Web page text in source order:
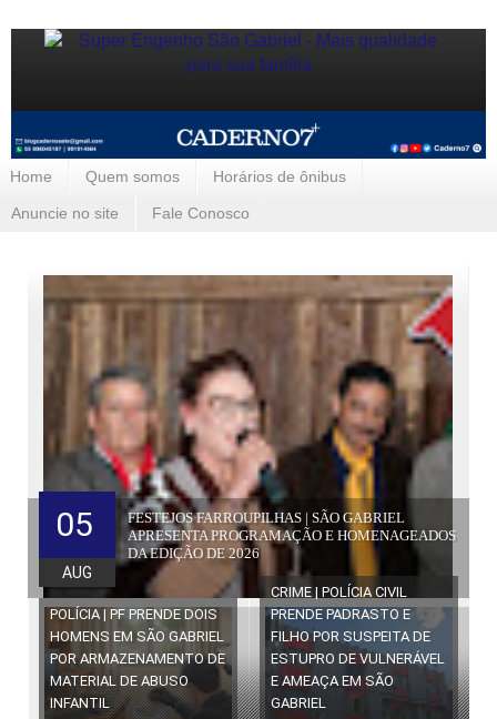
Home Quem somos Horários de ônibus
Anuncie no site Fale Conosco
FESTEJOS FARROUPILHAS | SÃO GABRIEL
APRESENTA PROGRAMAÇÃO E HOMENAGEADOS
DA EDIÇÃO DE 2026
05
AUG
POLÍCIA | PF PRENDE DOIS
HOMENS EM SÃO GABRIEL
POR ARMAZENAMENTO DE
MATERIAL DE ABUSO
INFANTIL
CRIME | POLÍCIA CIVIL
PRENDE PADRASTO E
FILHO POR SUSPEITA DE
ESTUPRO DE VULNERÁVEL
E AMEAÇA EM SÃO
GABRIEL